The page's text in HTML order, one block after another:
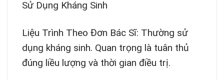
Sử Dụng Kháng Sinh
Liệu Trình Theo Đơn Bác Sĩ: Thường sử
dụng kháng sinh. Quan trọng là tuân thủ
đúng liều lượng và thời gian điều trị.